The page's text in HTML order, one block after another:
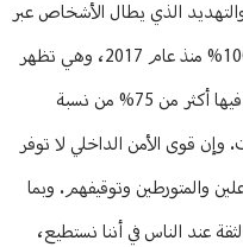
الذي يطال الأشخاص عبر
مواقعِ التواصل، تزداد سنويا، فقد بلغت 100% منذ عام 2017، وهي تظهر
الاختلاف في الفئات العمرية، وتحتل النساء فيها أكثر من 75% من نسبة
قوى الأمن الداخلي لا توفر
والمتورطين وتوقيفهم. وبما
عند الناس في أننا نستطيع،